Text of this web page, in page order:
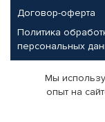
Договор-оферта
Политика
персональных
Партнерам
Корпоративным
Мы
опыт на